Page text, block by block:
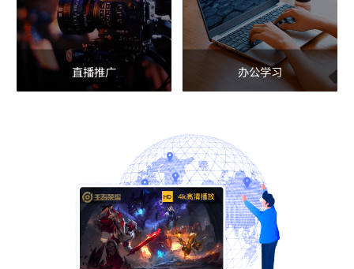
直播推广 办公学习